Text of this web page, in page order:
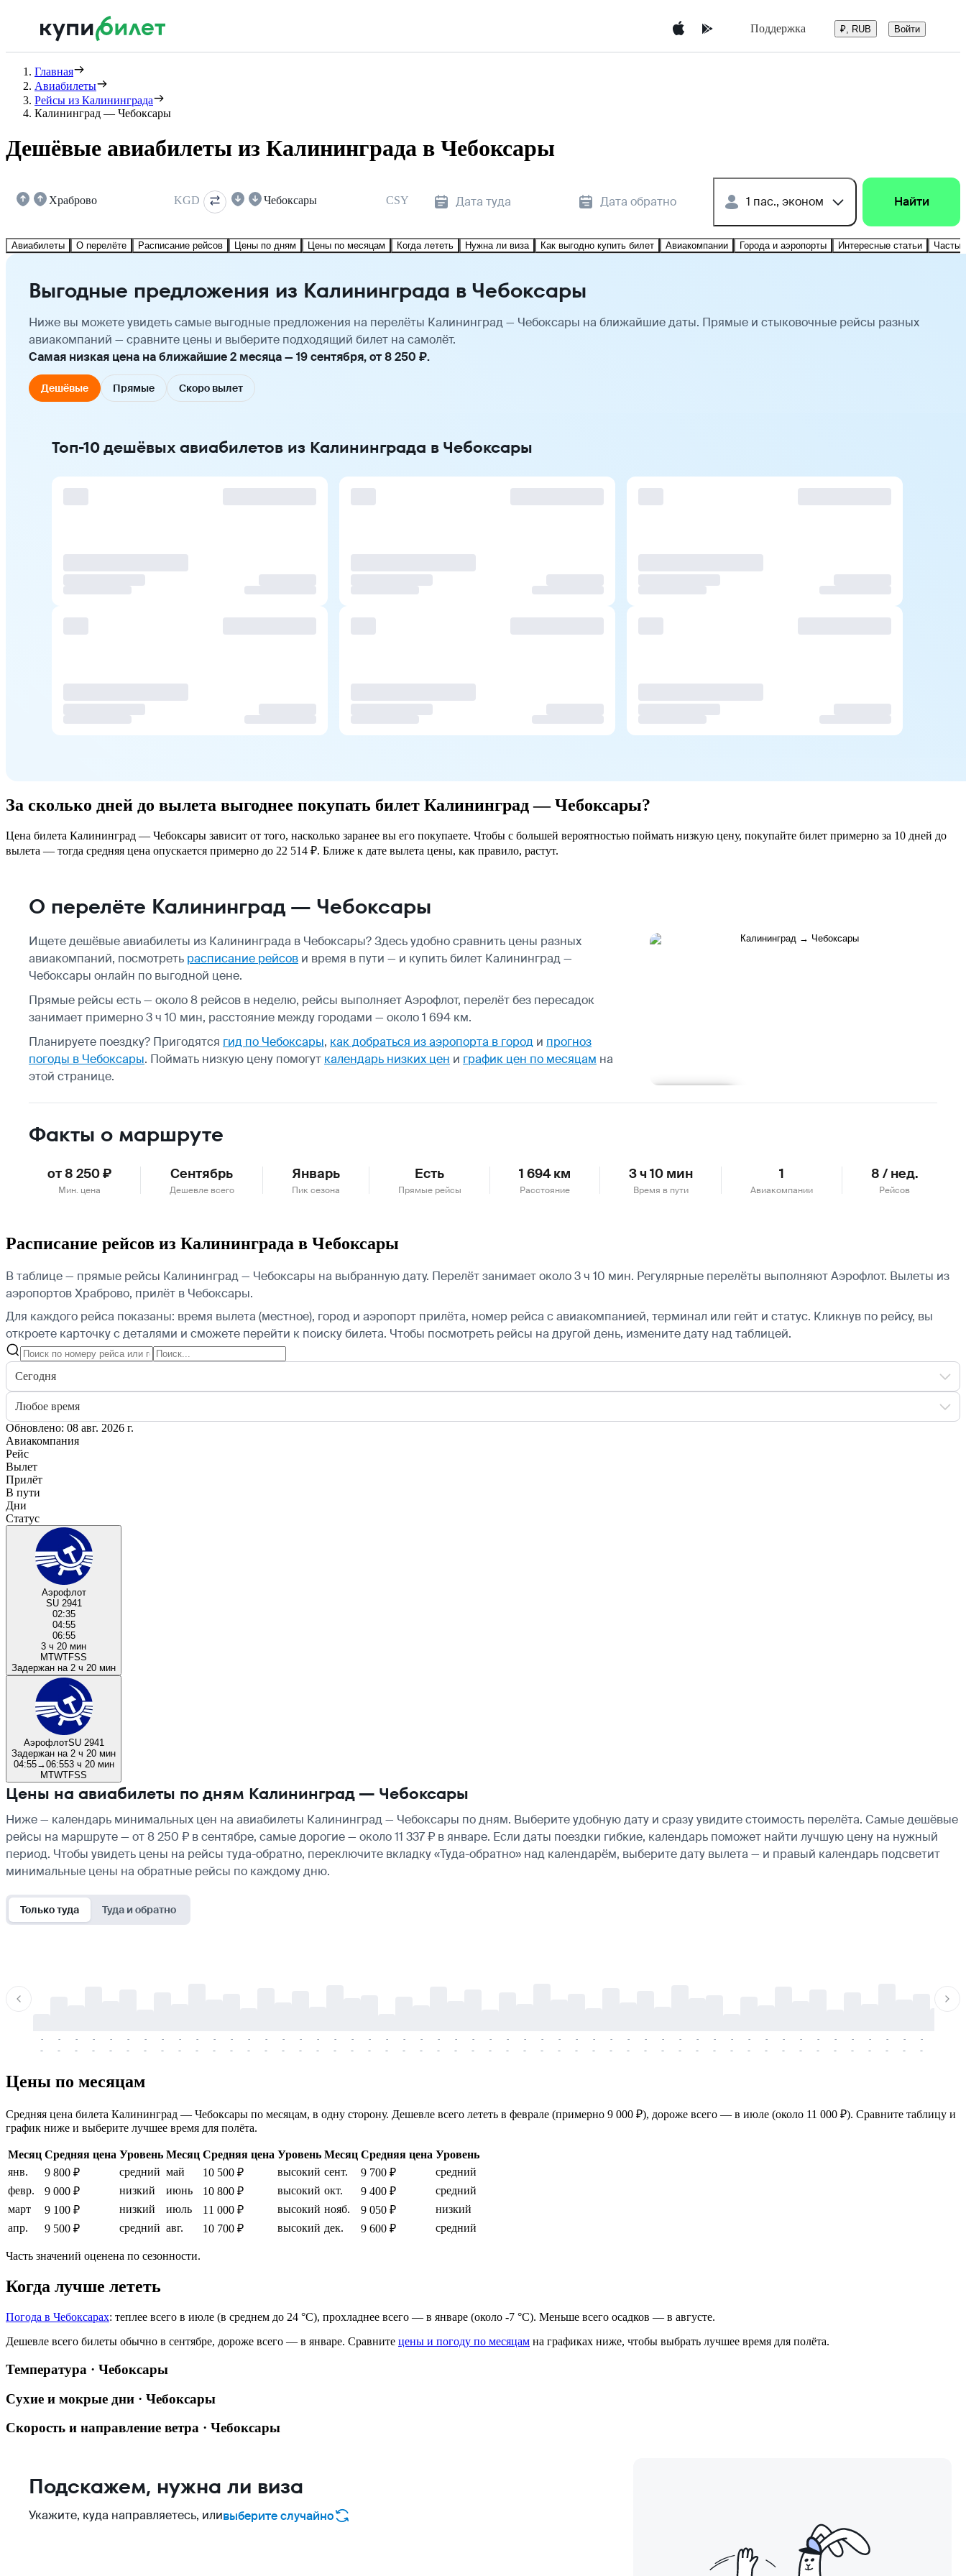
Поддержка ₽, RUB Войти
Главная
Авиабилеты
Рейсы из Калининграда
Калининград — Чебоксары
Дешёвые авиабилеты из Калининграда в Чебоксары
Храброво KGD Чебоксары CSY Дата туда Дата обратно 1 пас., эконом Найти
Авиабилеты О перелёте Расписание рейсов Цены по дням Цены по месяцам Когда лететь Нужна ли виза Как выгодно купить билет Авиакомпании Города и аэропорты Интересные статьи
Выгодные предложения из Калининграда в Чебоксары
Ниже вы можете увидеть самые выгодные предложения на перелёты Калининград — Чебоксары на ближайшие даты. Прямые и стыковочные рейсы разных
авиакомпаний — сравните цены и выберите подходящий билет на самолёт.
Самая низкая цена на ближайшие 2 месяца — 19 сентября, от 8 250 ₽.
Дешёвые Прямые Скоро вылет
Топ-10 дешёвых авиабилетов из Калининграда в Чебоксары
За сколько дней до вылета выгоднее покупать билет Калининград — Чебоксары?
Цена билета Калининград — Чебоксары зависит от того, насколько заранее вы его покупаете. Чтобы с большей вероятностью поймать низкую цену, покупайте билет примерно за 10 дней до
вылета — тогда средняя цена опускается примерно до 22 514 ₽. Ближе к дате вылета цены, как правило, растут.
О перелёте Калининград — Чебоксары
Ищете дешёвые авиабилеты из Калининграда в Чебоксары? Здесь удобно сравнить цены разных
авиакомпаний, посмотреть расписание рейсов и время в пути — и купить билет Калининград —
Чебоксары онлайн по выгодной цене.
Прямые рейсы есть — около 8 рейсов в неделю, рейсы выполняет Аэрофлот, перелёт без пересадок
занимает примерно 3 ч 10 мин, расстояние между городами — около 1 694 км.
Планируете поездку? Пригодятся гид по Чебоксары, как добраться из аэропорта в город и прогноз
погоды в Чебоксары. Поймать низкую цену помогут календарь низких цен и график цен по месяцам на
этой странице.
Факты о маршруте
от 8 250 ₽
Мин. цена
Сентябрь
Дешевле всего
Январь
Пик сезона
Есть
Прямые рейсы
1 694 км
Расстояние
3 ч 10 мин
Время в пути
1
Авиакомпании
8 / нед.
Рейсов
Расписание рейсов из Калининграда в Чебоксары
В таблице — прямые рейсы Калининград — Чебоксары на выбранную дату. Перелёт занимает около 3 ч 10 мин. Регулярные перелёты выполняют Аэрофлот. Вылеты из
аэропортов Храброво, прилёт в Чебоксары.
Для каждого рейса показаны: время вылета (местное), город и аэропорт прилёта, номер рейса с авиакомпанией, терминал или гейт и статус. Кликнув по рейсу, вы
откроете карточку с деталями и сможете перейти к поиску билета. Чтобы посмотреть рейсы на другой день, измените дату над таблицей.
Сегодня
Любое время
Обновлено: 08 авг. 2026 г.
Авиакомпания
Рейс
Вылет
Прилёт
В пути
Дни
Статус
Аэрофлот
SU 2941
02:35
04:55
06:55
3 ч 20 мин
MTWTFSS
Задержан на 2 ч 20 мин
АэрофлотSU 2941
Задержан на 2 ч 20 мин
04:55→06:553 ч 20 мин
MTWTFSS
Цены на авиабилеты по дням Калининград — Чебоксары
Ниже — календарь минимальных цен на авиабилеты Калининград — Чебоксары по дням. Выберите удобную дату и сразу увидите стоимость перелёта. Самые дешёвые
рейсы на маршруте — от 8 250 ₽ в сентябре, самые дорогие — около 11 337 ₽ в январе. Если даты поездки гибкие, календарь поможет найти лучшую цену на нужный
период. Чтобы увидеть цены на рейсы туда-обратно, переключите вкладку «Туда-обратно» над календарём, выберите дату вылета — и правый календарь подсветит
минимальные цены на обратные рейсы по каждому дню.
Только туда Туда и обратно
-
-
-
-
-
-
-
-
-
-
-
-
-
-
-
-
-
-
-
-
-
-
-
-
-
-
-
-
-
-
-
-
-
-
-
-
-
-
-
-
-
-
-
-
-
-
-
-
-
-
-
-
-
-
-
-
-
-
-
-
-
-
-
-
-
-
-
-
-
-
-
-
-
-
-
-
-
-
-
-
-
-
-
-
-
-
-
-
-
-
-
-
-
-
-
-
-
-
-
-
-
-
-
-
Цены по месяцам
Средняя цена билета Калининград — Чебоксары по месяцам, в одну сторону. Дешевле всего лететь в феврале (примерно 9 000 ₽), дороже всего — в июле (около 11 000 ₽). Сравните таблицу и
график ниже и выберите лучшее время для полёта.
Месяц Средняя цена Уровень Месяц Средняя цена Уровень Месяц Средняя цена Уровень
янв.
9 800 ₽ средний май 10 500 ₽ высокий сент. 9 700 ₽
средний
февр.
9 000 ₽ низкий июнь 10 800 ₽ высокий окт. 9 400 ₽
средний
март
9 100 ₽ низкий июль 11 000 ₽ высокий нояб. 9 050 ₽
низкий
апр.
9 500 ₽ средний авг. 10 700 ₽ высокий дек. 9 600 ₽ средний
Часть значений оценена по сезонности.
Когда лучше лететь
Погода в Чебоксарах: теплее всего в июле (в среднем до 24 °C), прохладнее всего — в январе (около -7 °C). Меньше всего осадков — в августе.
Дешевле всего билеты обычно в сентябре, дороже всего — в январе. Сравните цены и погоду по месяцам на графиках ниже, чтобы выбрать лучшее время для полёта.
Температура · Чебоксары
Сухие и мокрые дни · Чебоксары
Скорость и направление ветра · Чебоксары
Подскажем, нужна ли виза
Укажите, куда направляетесь, иливыберите случайно